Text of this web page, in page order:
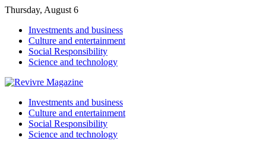
Thursday, August 6
Investments and business
Culture and entertainment
Social Responsibility
Science and technology
Investments and business
Culture and entertainment
Social Responsibility
Science and technology